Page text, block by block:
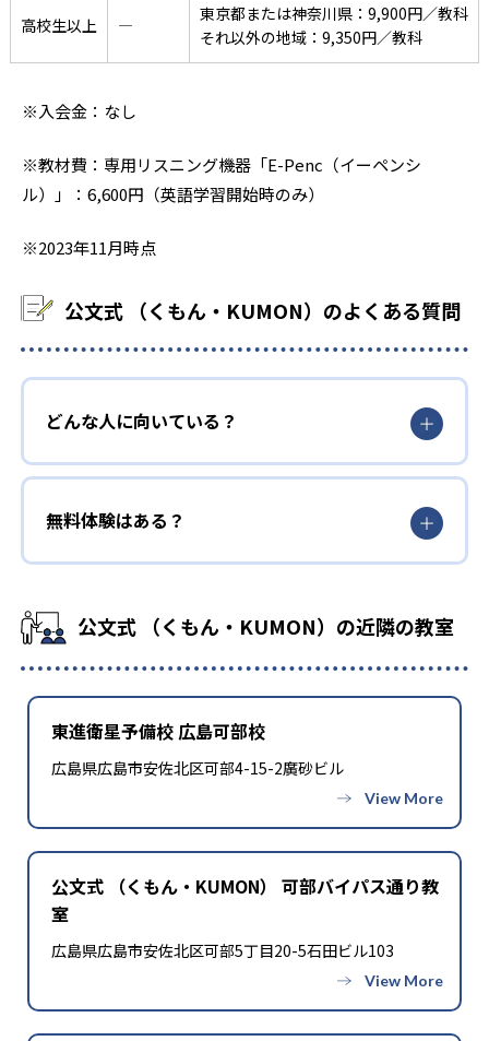
高校生以上 ―
東京都または神奈川県：9,900円／教科
それ以外の地域：9,350円／教科
※入会金：なし
※教材費：専用リスニング機器「E-Penc（イーペンシ
ル）」：6,600円（英語学習開始時のみ）
※2023年11月時点
公文式 （くもん・KUMON）のよくある質問
どんな人に向いている？
無料体験はある？
公文式 （くもん・KUMON）の近隣の教室
東進衛星予備校 広島可部校
広島県広島市安佐北区可部4-15-2廣砂ビル
公文式 （くもん・KUMON） 可部バイパス通り教
室
広島県広島市安佐北区可部5丁目20-5石田ビル103